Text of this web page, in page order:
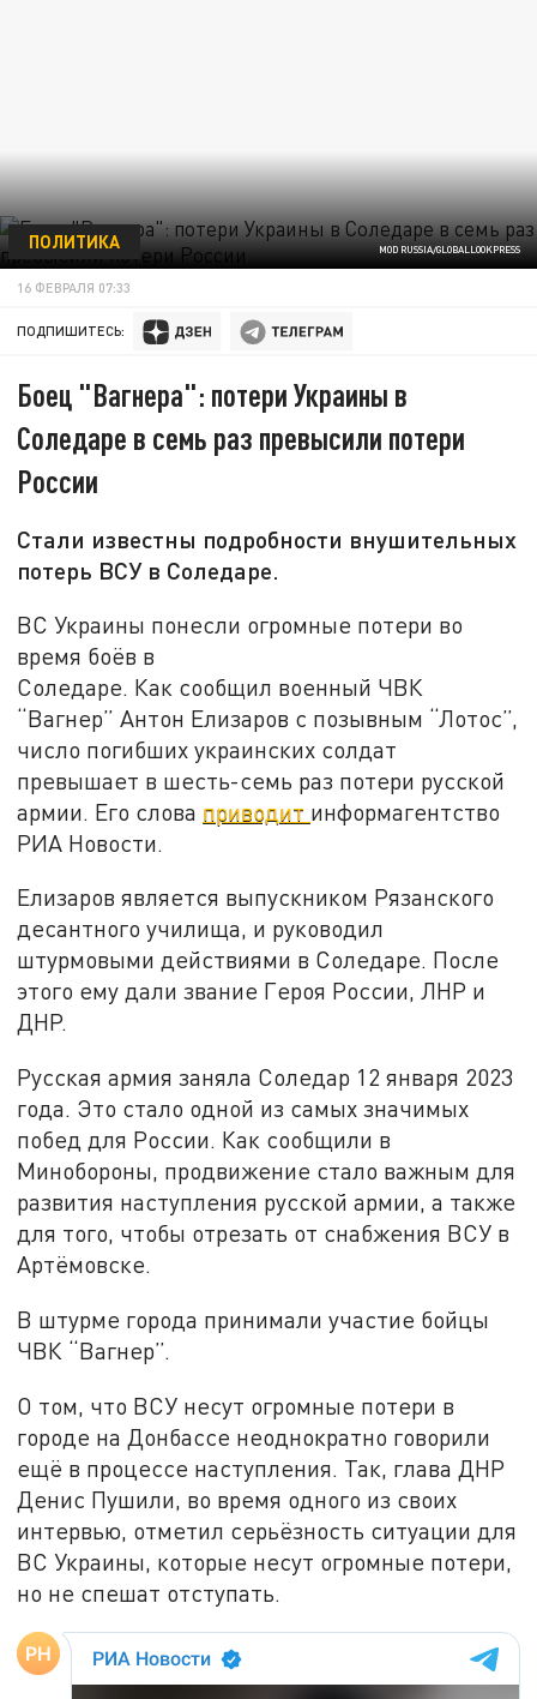
MOD RUSSIA/GLOBALLOOKPRESS
ПОЛИТИКА
16 ФЕВРАЛЯ 07:33
ПОДПИШИТЕСЬ:
Боец "Вагнера": потери Украины в
Соледаре в семь раз превысили потери
России
Стали известны подробности внушительных
потерь ВСУ в Соледаре.
ВС Украины понесли огромные потери во
время боёв в
Соледаре. Как сообщил военный ЧВК
“Вагнер” Антон Елизаров с позывным “Лотос”,
число погибших украинских солдат
превышает в шесть-семь раз потери русской
армии. Его слова приводит информагентство
РИА Новости.
Елизаров является выпускником Рязанского
десантного училища, и руководил
штурмовыми действиями в Соледаре. После
этого ему дали звание Героя России, ЛНР и
ДНР.
Русская армия заняла Соледар 12 января 2023
года. Это стало одной из самых значимых
побед для России. Как сообщили в
Минобороны, продвижение стало важным для
развития наступления русской армии, а также
для того, чтобы отрезать от снабжения ВСУ в
Артёмовске.
В штурме города принимали участие бойцы
ЧВК “Вагнер”.
О том, что ВСУ несут огромные потери в
городе на Донбассе неоднократно говорили
ещё в процессе наступления. Так, глава ДНР
Денис Пушили, во время одного из своих
интервью, отметил серьёзность ситуации для
ВС Украины, которые несут огромные потери,
но не спешат отступать.